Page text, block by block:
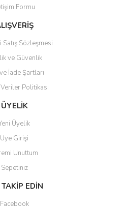
daha pahalı.
olmalı.
Gönder
Formu
Satış Sözleşmesi
ve Güvenlik
İade Şartları
Politikası
ÜYELİK
Üyelik
Üye Girişi
Unuttum
Sepetiniz
EDİN
Facebook